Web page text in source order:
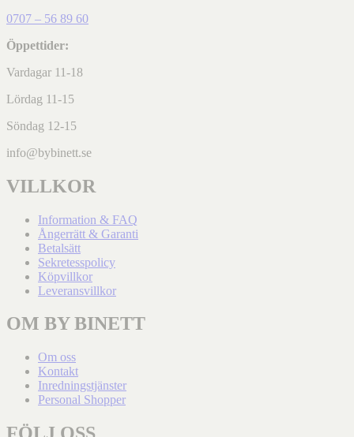
0707 – 56 89 60
Öppettider:
Vardagar 11-18
Lördag 11-15
Söndag 12-15
info@bybinett.se
VILLKOR
Information & FAQ
Ångerrätt & Garanti
Betalsätt
Sekretesspolicy
Köpvillkor
Leveransvillkor
OM BY BINETT
Om oss
Kontakt
Inredningstjänster
Personal Shopper